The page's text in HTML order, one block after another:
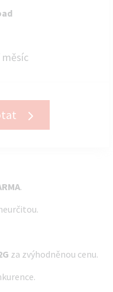
měsíc
.
za zvýhodněnou cenu.